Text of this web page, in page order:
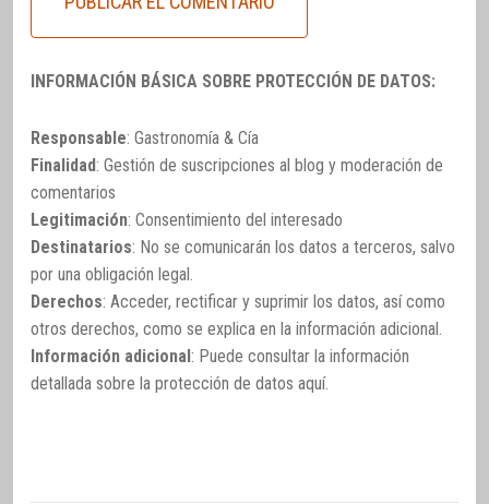
INFORMACIÓN BÁSICA SOBRE PROTECCIÓN DE DATOS:
Responsable: Gastronomía & Cía
Finalidad: Gestión de suscripciones al blog y moderación de
comentarios
Legitimación: Consentimiento del interesado
Destinatarios: No se comunicarán los datos a terceros, salvo
por una obligación legal.
Derechos: Acceder, rectificar y suprimir los datos, así como
otros derechos, como se explica en la información adicional.
Información adicional : Puede consultar la información
detallada sobre la protección de datos aquí.